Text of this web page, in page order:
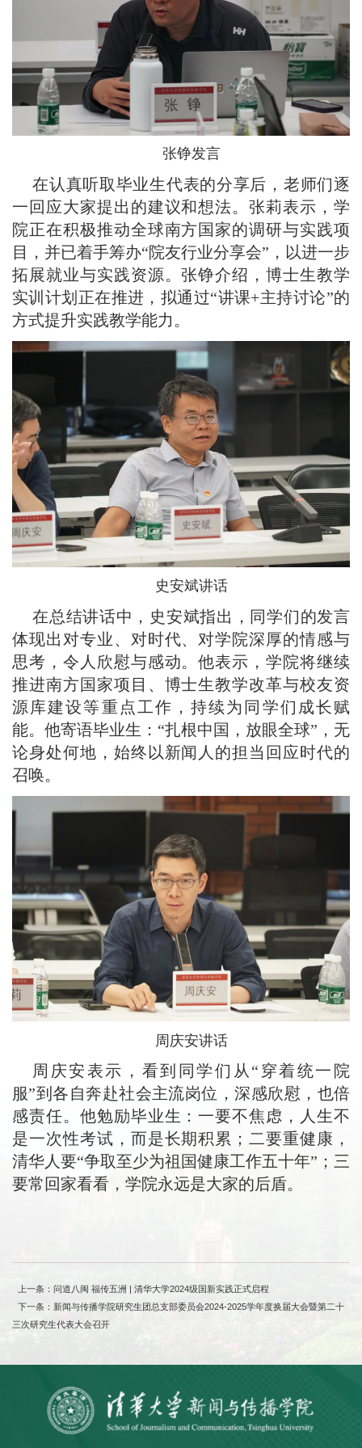
张铮发言
在认真听取毕业生代表的分享后，老师们逐
一回应大家提出的建议和想法。张莉表示，学
院正在积极推动全球南方国家的调研与实践项
目，并已着手筹办“院友行业分享会”，以进一步
拓展就业与实践资源。张铮介绍，博士生教学
实训计划正在推进，拟通过“讲课+主持讨论”的
方式提升实践教学能力。
史安斌讲话
在总结讲话中，史安斌指出，同学们的发言
体现出对专业、对时代、对学院深厚的情感与
思考，令人欣慰与感动。他表示，学院将继续
推进南方国家项目、博士生教学改革与校友资
源库建设等重点工作，持续为同学们成长赋
能。他寄语毕业生：“扎根中国，放眼全球”，无
论身处何地，始终以新闻人的担当回应时代的
召唤。
周庆安讲话
周庆安表示，看到同学们从“穿着统一院
服”到各自奔赴社会主流岗位，深感欣慰，也倍
感责任。他勉励毕业生：一要不焦虑，人生不
是一次性考试，而是长期积累；二要重健康，
清华人要“争取至少为祖国健康工作五十年”；三
要常回家看看，学院永远是大家的后盾。
上一条：问道八闽 福传五洲 | 清华大学2024级国新实践正式启程
下一条：新闻与传播学院研究生团总支部委员会2024-2025学年度换届大会暨第二十
三次研究生代表大会召开